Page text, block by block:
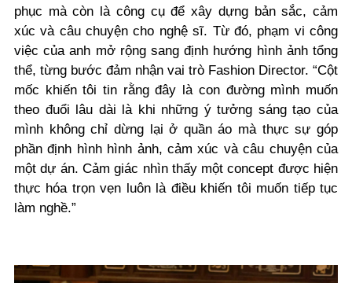
phục mà còn là công cụ để xây dựng bản sắc, cảm
xúc và câu chuyện cho nghệ sĩ. Từ đó, phạm vi công
việc của anh mở rộng sang định hướng hình ảnh tổng
thể, từng bước đảm nhận vai trò Fashion Director. “Cột
mốc khiến tôi tin rằng đây là con đường mình muốn
theo đuổi lâu dài là khi những ý tưởng sáng tạo của
mình không chỉ dừng lại ở quần áo mà thực sự góp
phần định hình hình ảnh, cảm xúc và câu chuyện của
một dự án. Cảm giác nhìn thấy một concept được hiện
thực hóa trọn vẹn luôn là điều khiến tôi muốn tiếp tục
làm nghề.”